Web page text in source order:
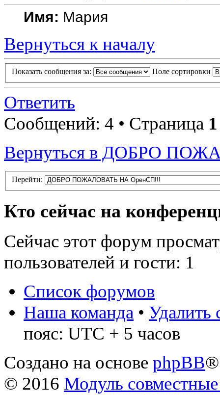
Имя: Мария
Вернуться к началу
Показать сообщения за: Поле сортировки
Ответить
Сообщений: 4 • Страница 1
Вернуться в ДОБРО
Перейти:
Кто сейчас на
Сейчас этот форум
пользователей и гости: 1
Список форумов
Наша команда • Удалить
пояс: UTC + 5 часов
Создано на основе phpBB®
© 2016 Модуль